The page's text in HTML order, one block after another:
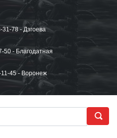
78 - Дзгоева
50 - Благодатная
45 - Воронеж